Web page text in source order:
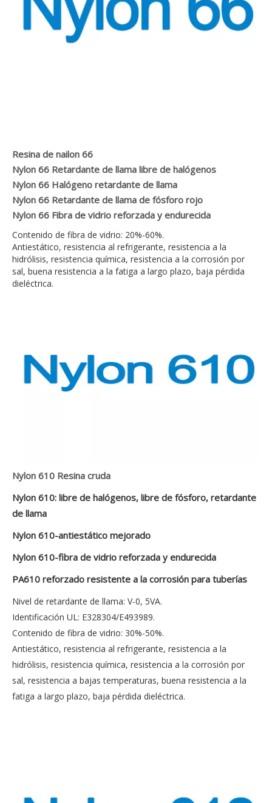
Resina de nailon 66
Nylon 66 Retardante de llama libre de halógenos
Nylon 66 Halógeno retardante de llama
Nylon 66 Retardante de llama de fósforo rojo
Nylon 66 Fibra de vidrio reforzada y endurecida
Contenido de fibra de vidrio: 20%-60%.
Antiestático, resistencia al refrigerante, resistencia a la
hidrólisis, resistencia química, resistencia a la corrosión por
sal, buena resistencia a la fatiga a largo plazo, baja pérdida
dieléctrica.
Nylon 610 Resina cruda
Nylon 610: libre de halógenos, libre de fósforo, retardante
de llama
Nylon 610-antiestático mejorado
Nylon 610-fibra de vidrio reforzada y endurecida
PA610 reforzado resistente a la corrosión para tuberías
Nivel de retardante de llama: V-0, 5VA.
Identificación UL: E328304/E493989.
Contenido de fibra de vidrio: 30%-50%.
Antiestático, resistencia al refrigerante, resistencia a la
hidrólisis, resistencia química, resistencia a la corrosión por
sal, resistencia a bajas temperaturas, buena resistencia a la
fatiga a largo plazo, baja pérdida dieléctrica.